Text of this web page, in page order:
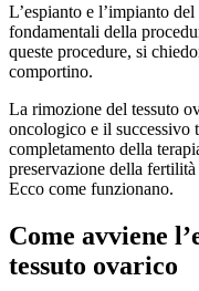
L’espianto e l’impianto
fondamentali della
queste procedure, si
comportino.
La rimozione del tessuto
oncologico e il successivo
completamento della
preservazione della
Ecco come funzionano.
Come avviene
tessuto ovarico